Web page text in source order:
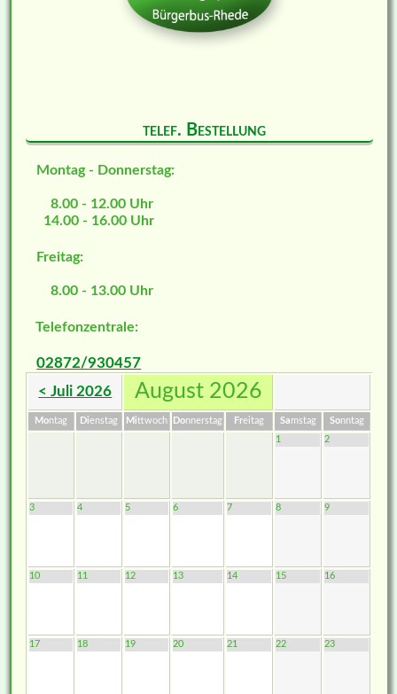
telef. Bestellung
Montag - Donnerstag:
8.00 - 12.00 Uhr
14.00 - 16.00 Uhr
Freitag:
8.00 - 13.00 Uhr
Telefonzentrale:
02872/930457
< Juli 2026 August 2026
Montag Dienstag Mittwoch Donnerstag Freitag Samstag Sonntag
1
2
3 4 5 6 7 8 9
10 11 12 13 14 15 16
17 18 19 20 21 22 23